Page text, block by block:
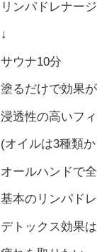
リンパドレナー
↓
サウナ10分
塗るだけで効果
浸透性の高いフ
(オイルは3種類
オールハンドで
基本のリンパド
デトックス効果